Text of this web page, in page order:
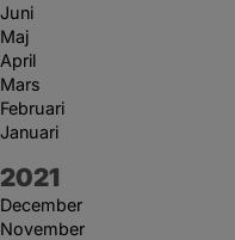
Juni
Maj
April
Mars
Februari
Januari
År:
2021
December
November